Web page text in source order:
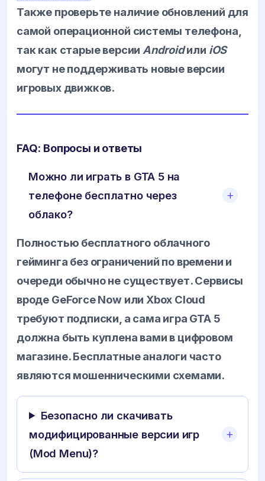
Также проверьте наличие обновлений для
самой операционной системы телефона,
так как старые версии Androidили iOS
могут не поддерживать новые версии
игровых движков.
FAQ: Вопросы и ответы
Можно ли играть в GTA 5 на
телефоне бесплатно через
облако?
Полностью бесплатного облачного
гейминга без ограничений по времени и
очереди обычно не существует. Сервисы
вроде GeForce Now или Xbox Cloud
требуют подписки, а сама игра GTA 5
должна быть куплена вами в цифровом
магазине. Бесплатные аналоги часто
являются мошенническими схемами.
Безопасно ли скачивать
модифицированные версии игр
(Mod Menu)?